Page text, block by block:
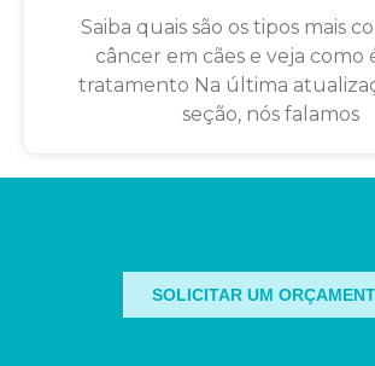
Saiba quais são os tipos mais
câncer em cães e veja como
tratamento Na última
seção, nós falamos
SOLICITAR UM